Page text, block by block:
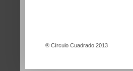
® Círculo Cuadrado 2013